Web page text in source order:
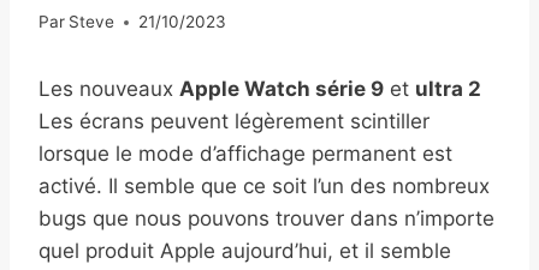
Par Steve 21/10/2023
Les nouveaux Apple Watch série 9 et ultra 2
Les écrans peuvent légèrement scintiller
lorsque le mode d’affichage permanent est
activé. Il semble que ce soit l’un des nombreux
bugs que nous pouvons trouver dans n’importe
quel produit Apple aujourd’hui, et il semble